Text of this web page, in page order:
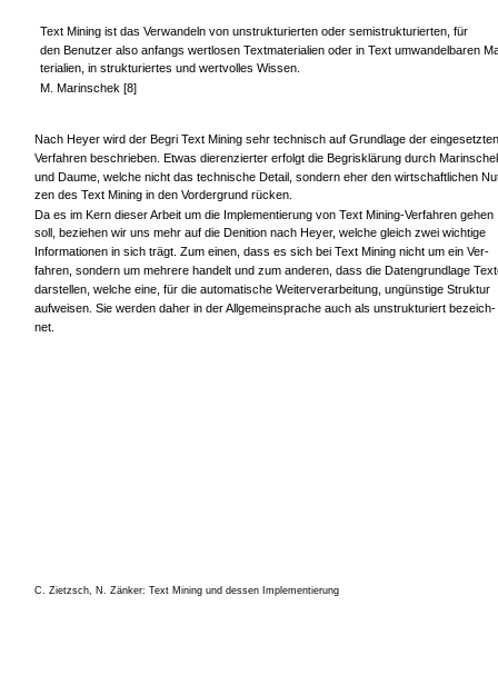
Text Mining ist das Verwandeln von unstrukturierten oder semistrukturierten, für
den Benutzer also anfangs wertlosen Textmaterialien oder in Text umwandelbaren
terialien, in strukturiertes und wertvolles Wissen.
M. Marinschek [8]
Nach Heyer wird der Begri Text Mining sehr technisch auf Grundlage der eingesetzten
Verfahren beschrieben. Etwas dierenzierter erfolgt die Begrisklärung durch
und Daume, welche nicht das technische Detail, sondern eher den wirtschaftlichen
zen des Text Mining in den Vordergrund rücken.
Da es im Kern dieser Arbeit um die Implementierung von Text Mining-Verfahren gehen
soll, beziehen wir uns mehr auf die Denition nach Heyer, welche gleich zwei wichtige
Informationen in sich trägt. Zum einen, dass es sich bei Text Mining nicht um ein Ver-
fahren, sondern um mehrere handelt und zum anderen, dass die Datengrundlage
darstellen, welche eine, für die automatische Weiterverarbeitung, ungünstige Struktur
aufweisen. Sie werden daher in der Allgemeinsprache auch als unstrukturiert bezeich-
net.
C. Zietzsch, N. Zänker: Text Mining und dessen Implementierung